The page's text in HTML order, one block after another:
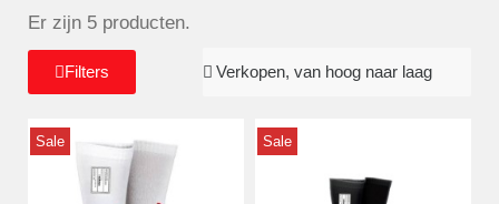
Er zijn 5 producten.
Filters
Sale Sale